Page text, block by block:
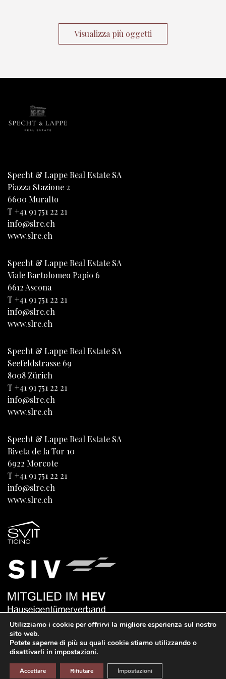
Visualizza più oggetti
Specht & Lappe Real Estate SA
Piazza Stazione 2
6600 Muralto
T +41 91 751 22 21
info@slre.ch
www.slre.ch
Specht & Lappe Real Estate SA
Viale Bartolomeo Papio 6
6612Ascona
T +41 91 751 22 21
info@slre.ch
www.slre.ch
Specht & Lappe Real Estate SA
Seefeldstrasse 69
8008 Zürich
T +41 91 751 22 21
info@slre.ch
www.slre.ch
Specht & Lappe Real Estate SA
Riveta de la Tor 10
6922 Morcote
T +41 91 751 22 21
info@slre.ch
www.slre.ch
Impressum Note legali
Utilizziamo i cookie per offrirvi la migliore esperienza sul nostro
sito web.
Potete saperne di più su quali cookie stiamo utilizzando o
disattivarli in impostazioni.
Accettare Rifiutare Impostazioni